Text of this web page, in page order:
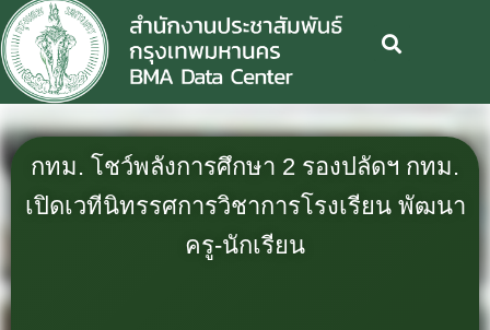
กทม. โชว์พลังการศึกษา 2 รองปลัดฯ กทม.
เปิดเวทีนิทรรศการวิชาการโรงเรียน พัฒนา
ครู-นักเรียน